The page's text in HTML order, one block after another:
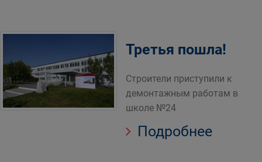
Третья пошла!
Строители приступили к
демонтажным работам в
школе №24
Подробнее